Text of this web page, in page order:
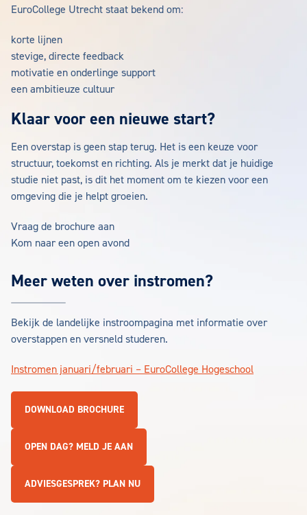
EuroCollege Utrecht staat bekend om:
korte lijnen
stevige, directe feedback
motivatie en onderlinge support
een ambitieuze cultuur
Klaar voor een nieuwe start?
Een overstap is geen stap terug. Het is een keuze voor
structuur, toekomst en richting. Als je merkt dat je huidige
studie niet past, is dit het moment om te kiezen voor een
omgeving die je helpt groeien.
Vraag de brochure aan
Kom naar een open avond
Meer weten over instromen?
Bekijk de landelijke instroompagina met informatie over
overstappen en versneld studeren.
Instromen januari/februari – EuroCollege Hogeschool
DOWNLOAD BROCHURE
OPEN DAG? MELD JE AAN
ADVIESGESPREK? PLAN NU